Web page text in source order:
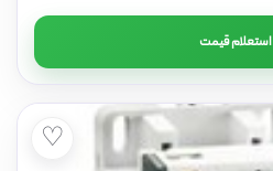
استعلام قیمت
♡